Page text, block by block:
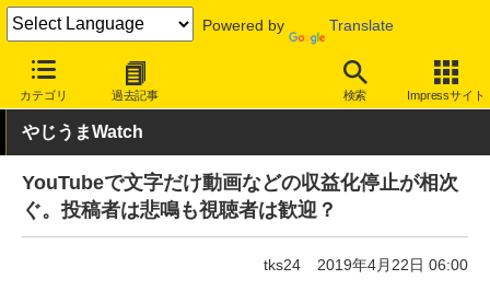
Powered by Translate
カテゴリ 過去記事 検索 Impressサイト
INTERNET Watch トピック
やじうまWatch
YouTubeで文字だけ動画などの収益化停止が相次
ぐ。投稿者は悲鳴も視聴者は歓迎？
tks24 2019年4月22日 06:00